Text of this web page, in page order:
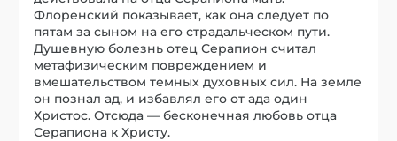
Флоренский показывает, как она следует по
пятам за сыном на его страдальческом пути.
Душевную болезнь отец Серапион считал
метафизическим повреждением и
вмешательством темных духовных сил. На земле
он познал ад, и избавлял его от ада один
Христос. Отсюда — бесконечная любовь отца
Серапиона к Христу.